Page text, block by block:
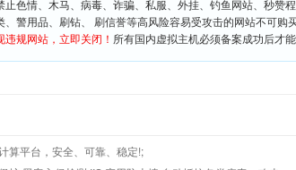
止色情、木马、病毒、诈骗、私服、外挂、钓鱼网站、秒
、警用品、刷钻、 刷信誉等高风险容易受攻击的网站不可购
规网站，立即关闭！ 所有国内虚拟主机必须备案成功后才
算平台，安全、可靠、稳定!;